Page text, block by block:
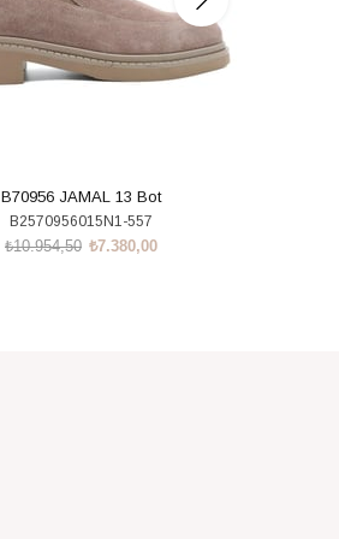
B70956 JAMAL 13 Bot
B2570956015N1-557
₺7.380,00
₺10.954,50